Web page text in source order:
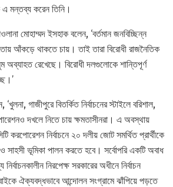
এ মন্তব্য করেন তিনি।
মোহাম্মদ ইসহাক বলেন, ‘বর্তমান জনবিচ্ছিন্ন
আঁকড়ে থাকতে চায়। তাই তারা বিরোধী রাজনৈতিক
অব্যাহত রেখেছে। বিরোধী দলগুলোকে শান্তিপূর্ণ
গাজীপুরে বিতর্কিত নির্বাচনের স্টাইলে বরিশাল,
দখলে নিতে চায় ক্ষমতাসীনরা। এ অবস্থায়
করপোরেশন নির্বাচনে ২০ দলীয় জোট সমর্থিত প্রার্থীকে
সাহসী ভূমিকা পালন করতে হবে। সর্বোপরি একটি অবাধ
নিরপেক্ষ সরকারের অধীনে নির্বাচন
ঐক্যবদ্ধভাবে আন্দোলন সংগ্রামে ঝাঁপিয়ে পড়তে